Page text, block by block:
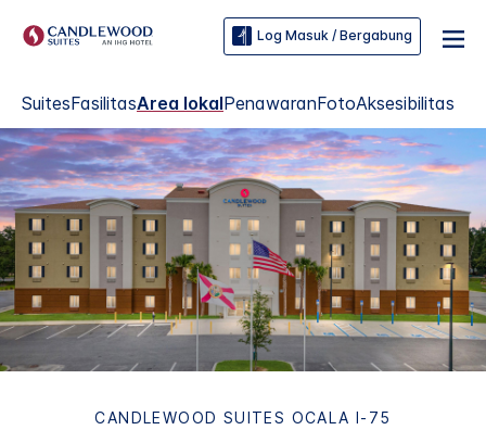
Log Masuk / Bergabung
SuitesFasilitasArea lokalPenawaranFotoAksesibilitas
CANDLEWOOD SUITES OCALA I-75